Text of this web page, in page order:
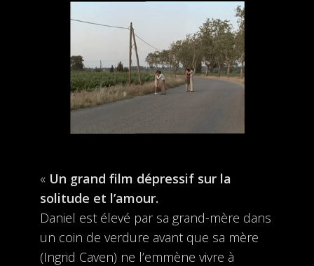
« Un grand film dépressif sur la
solitude et l’amour.
Daniel est élevé par sa grand-mère dans
un coin de verdure avant que sa mère
(Ingrid Caven) ne l’emmène vivre à